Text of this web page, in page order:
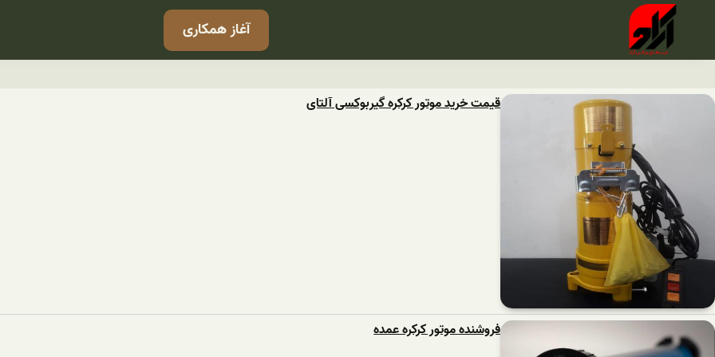
آغاز همکاری
قیمت خرید موتور کرکره گیربوکسی آلتای
فروشنده موتور کرکره عمده